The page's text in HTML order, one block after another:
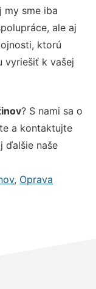
my sme iba
ale aj
ktorú
vyriešiť k vašej
? S nami sa o
a kontaktujte
ďalšie naše
, Oprava